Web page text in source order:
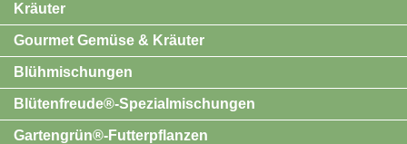
Kräuter
Gourmet Gemüse & Kräuter
Blühmischungen
Blütenfreude®-Spezialmischungen
Gartengrün®-Futterpflanzen